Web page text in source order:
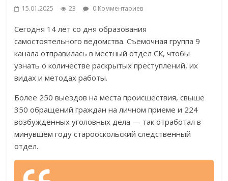
15.01.2025 23 0 Комментариев
Сегодня 14 лет со дня образования
самостоятельного ведомства. Съемочная группа 9
канала отправилась в местный отдел СК, чтобы
узнать о количестве раскрытых преступлений, их
видах и методах работы.
Более 250 выездов на места происшествия, свыше
350 обращений граждан на личном приеме и 224
возбуждённых уголовных дела — так отработал в
минувшем году старооскольский следственный
отдел.